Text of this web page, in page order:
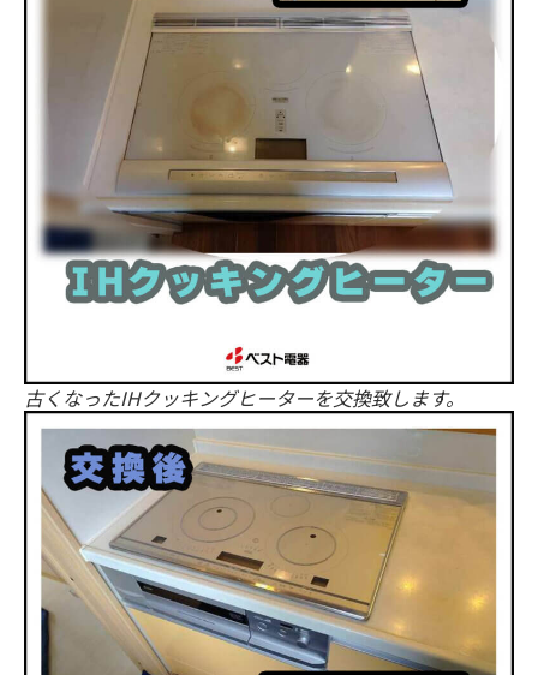
古くなったIHクッキングヒーターを交換致します。